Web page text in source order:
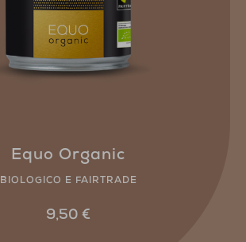
Equo Organic
BIOLOGICO E FAIRTRADE
9,50 €